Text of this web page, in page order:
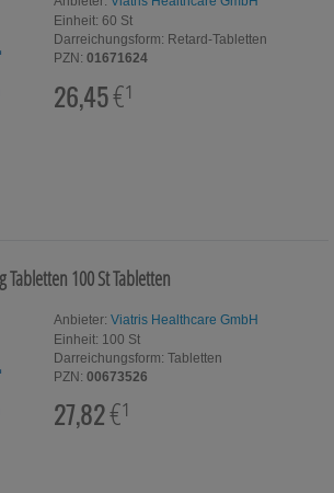
Einheit: 60 St
Darreichungsform: Retard-Tabletten
PZN: 01671624
26,45€¹
Tabletten 100 StTabletten
Anbieter: Viatris Healthcare GmbH
Einheit: 100 St
Darreichungsform: Tabletten
PZN: 00673526
27,82€¹